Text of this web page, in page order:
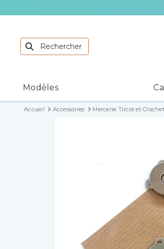
Modèles
Accueil Accessoires Mercerie Tricot et Crochet